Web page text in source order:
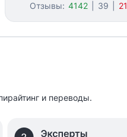
Отзывы: 4142 39 21
и переводы.